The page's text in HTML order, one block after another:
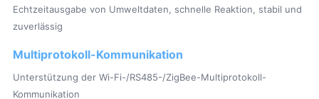
Echtzeitausgabe von Umweltdaten, schnelle Reaktion, stabil und
zuverlässig
Multiprotokoll-Kommunikation
Unterstützung der Wi-Fi-/RS485-/ZigBee-Multiprotokoll-
Kommunikation